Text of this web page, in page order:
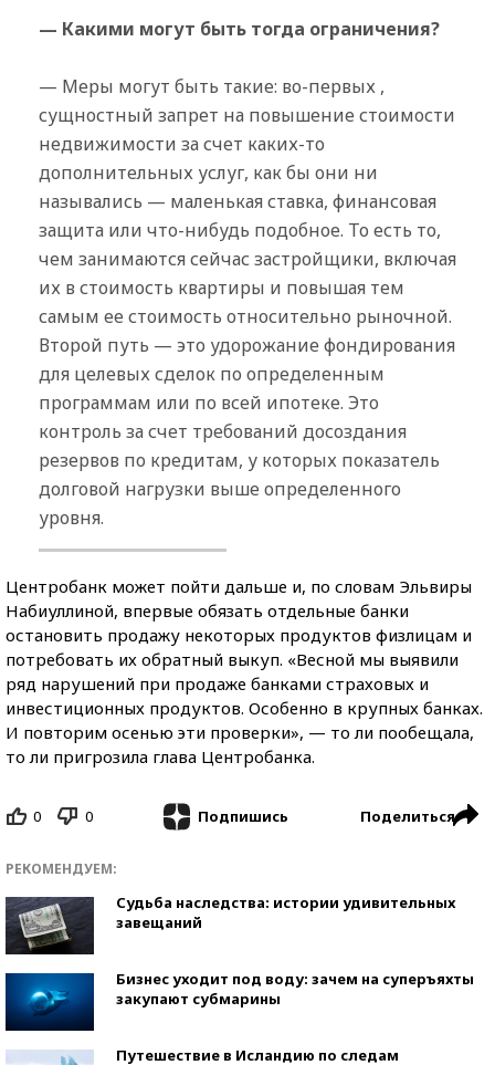
— Какими могут быть тогда ограничения?
— Меры могут быть такие: во-первых ,
сущностный запрет на повышение стоимости
недвижимости за счет каких-то
дополнительных услуг, как бы они ни
назывались — маленькая ставка, финансовая
защита или что-нибудь подобное. То есть то,
чем занимаются сейчас застройщики, включая
их в стоимость квартиры и повышая тем
самым ее стоимость относительно рыночной.
Второй путь — это удорожание фондирования
для целевых сделок по определенным
программам или по всей ипотеке. Это
контроль за счет требований досоздания
резервов по кредитам, у которых показатель
долговой нагрузки выше определенного
уровня.
Центробанк может пойти дальше и, по словам Эльвиры
Набиуллиной, впервые обязать отдельные банки
остановить продажу некоторых продуктов физлицам и
потребовать их обратный выкуп. «Весной мы выявили
ряд нарушений при продаже банками страховых и
инвестиционных продуктов. Особенно в крупных банках.
И повторим осенью эти проверки», — то ли пообещала,
то ли пригрозила глава Центробанка.
0 0 Подпишись Поделиться
РЕКОМЕНДУЕМ:
Судьба наследства: истории удивительных
завещаний
Бизнес уходит под воду: зачем на суперъяхты
закупают субмарины
Путешествие в Исландию по следам